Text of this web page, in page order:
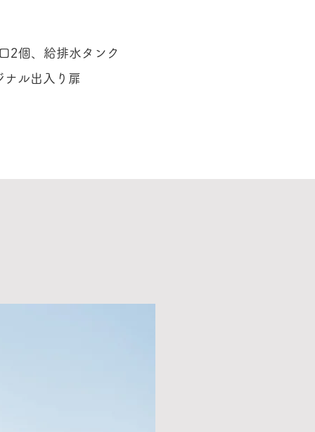
2個、給排水タンク
ナル出入り扉